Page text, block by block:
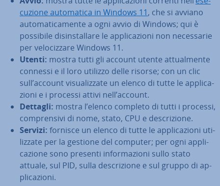
cu­zio­ne au­to­ma­ti­ca in Windows 11, che si avviano
au­to­ma­ti­ca­men­te a ogni avvio di Windows; qui è
possibile di­sin­stal­la­re le ap­pli­ca­zio­ni non ne­ces­sa­rie
per ve­lo­ciz­za­re Windows 11.
Utenti: mostra tutti gli account utente at­tual­men­te
connessi e il loro utilizzo delle risorse; con un clic
sull’account vi­sua­liz­za­te un elenco di tutte le ap­pli­ca­
zio­ni e i processi attivi nell’account.
Dettagli: mostra l’elenco completo di tutti i processi,
com­pren­si­vi di nome, stato, CPU e de­scri­zio­ne.
Servizi: fornisce un elenco di tutte le ap­pli­ca­zio­ni uti­
liz­za­te per la gestione del computer; per ogni ap­pli­
ca­zio­ne sono presenti in­for­ma­zio­ni sullo stato
attuale, sul PID, sulla de­scri­zio­ne e sul gruppo di ap­
pli­ca­zio­ni.